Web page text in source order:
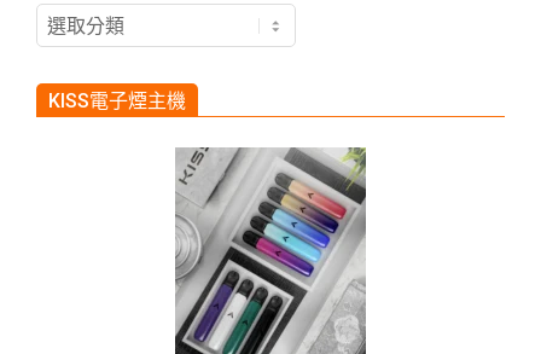
KISS
煙
KISS電子煙主機